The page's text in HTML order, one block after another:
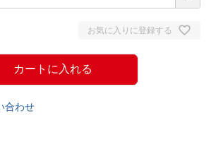
お気に入りに登録する
カートに入れる
合わせ